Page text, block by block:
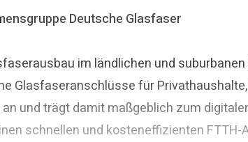
Deutsche Glasfaser
im ländlichen und
Glasfaseranschlüsse für
und trägt damit maßgeblich zum
schnellen und kosteneffizienten